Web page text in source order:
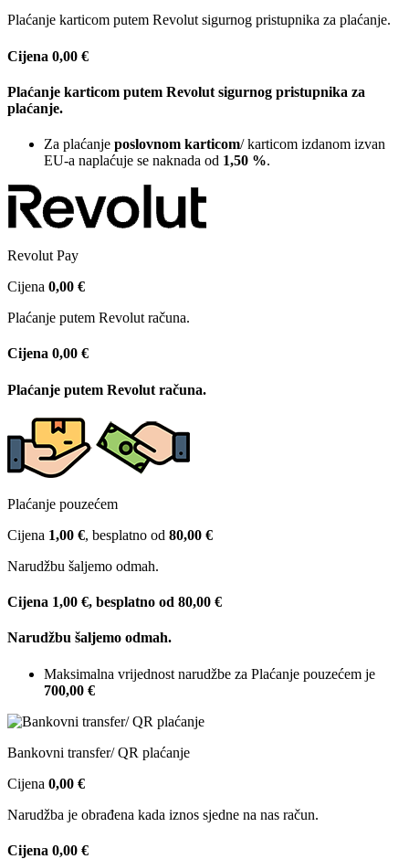
Plaćanje karticom putem Revolut sigurnog pristupnika za plaćanje.
Cijena 0,00 €
Plaćanje karticom putem Revolut sigurnog pristupnika za
plaćanje.
Za plaćanje poslovnom karticom/ karticom izdanom izvan
EU-a naplaćuje se naknada od 1,50 %.
Revolut Pay
Cijena 0,00 €
Plaćanje putem Revolut računa.
Cijena 0,00 €
Plaćanje putem Revolut računa.
Plaćanje pouzećem
Cijena 1,00 €, besplatno od 80,00 €
Narudžbu šaljemo odmah.
Cijena 1,00 €, besplatno od 80,00 €
Narudžbu šaljemo odmah.
Maksimalna vrijednost narudžbe za Plaćanje pouzećem je
700,00 €
Bankovni transfer/ QR plaćanje
Cijena 0,00 €
Narudžba je obrađena kada iznos sjedne na nas račun.
Cijena 0,00 €